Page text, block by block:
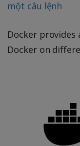
một câu lệnh
Docker
Docker on